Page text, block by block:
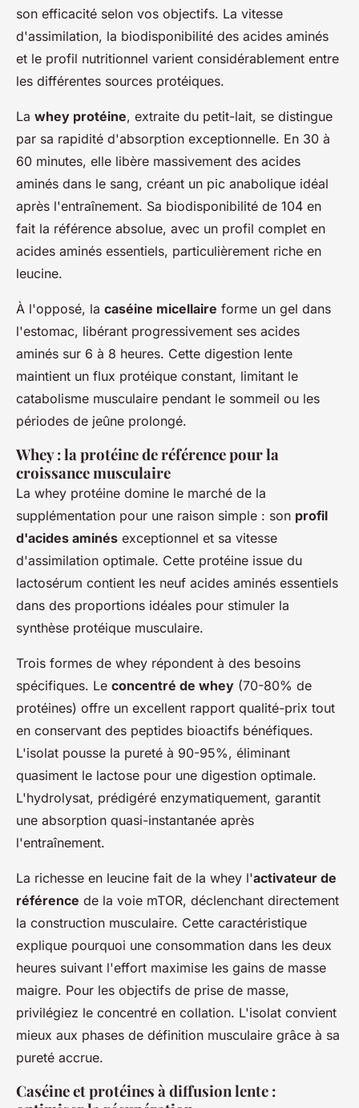
son efficacité selon vos objectifs. La vitesse
d'assimilation, la biodisponibilité des acides aminés
et le profil nutritionnel varient considérablement entre
les différentes sources protéiques.
La whey protéine, extraite du petit-lait, se distingue
par sa rapidité d'absorption exceptionnelle. En 30 à
60 minutes, elle libère massivement des acides
aminés dans le sang, créant un pic anabolique idéal
après l'entraînement. Sa biodisponibilité de 104 en
fait la référence absolue, avec un profil complet en
acides aminés essentiels, particulièrement riche en
leucine.
À l'opposé, la caséine micellaire forme un gel dans
l'estomac, libérant progressivement ses acides
aminés sur 6 à 8 heures. Cette digestion lente
maintient un flux protéique constant, limitant le
catabolisme musculaire pendant le sommeil ou les
périodes de jeûne prolongé.
Whey : la protéine de référence pour la
croissance musculaire
La whey protéine domine le marché de la
supplémentation pour une raison simple : son profil
d'acides aminés exceptionnel et sa vitesse
d'assimilation optimale. Cette protéine issue du
lactosérum contient les neuf acides aminés essentiels
dans des proportions idéales pour stimuler la
synthèse protéique musculaire.
Trois formes de whey répondent à des besoins
spécifiques. Le concentré de whey (70-80% de
protéines) offre un excellent rapport qualité-prix tout
en conservant des peptides bioactifs bénéfiques.
L'isolat pousse la pureté à 90-95%, éliminant
quasiment le lactose pour une digestion optimale.
L'hydrolysat, prédigéré enzymatiquement, garantit
une absorption quasi-instantanée après
l'entraînement.
La richesse en leucine fait de la whey l'activateur de
référence de la voie mTOR, déclenchant directement
la construction musculaire. Cette caractéristique
explique pourquoi une consommation dans les deux
heures suivant l'effort maximise les gains de masse
maigre. Pour les objectifs de prise de masse,
privilégiez le concentré en collation. L'isolat convient
mieux aux phases de définition musculaire grâce à sa
pureté accrue.
Caséine et protéines à diffusion lente :